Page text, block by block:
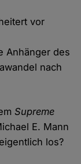
vor
Anhänger des
nach
Supreme
E. Mann
los?